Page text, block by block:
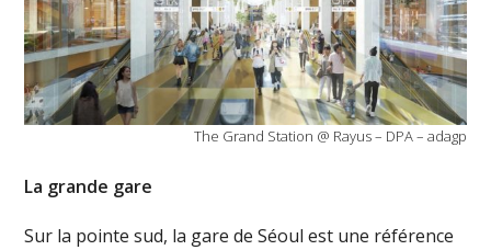
The Grand Station @ Rayus – DPA – adagp
La grande gare
Sur la pointe sud, la gare de Séoul est une référence